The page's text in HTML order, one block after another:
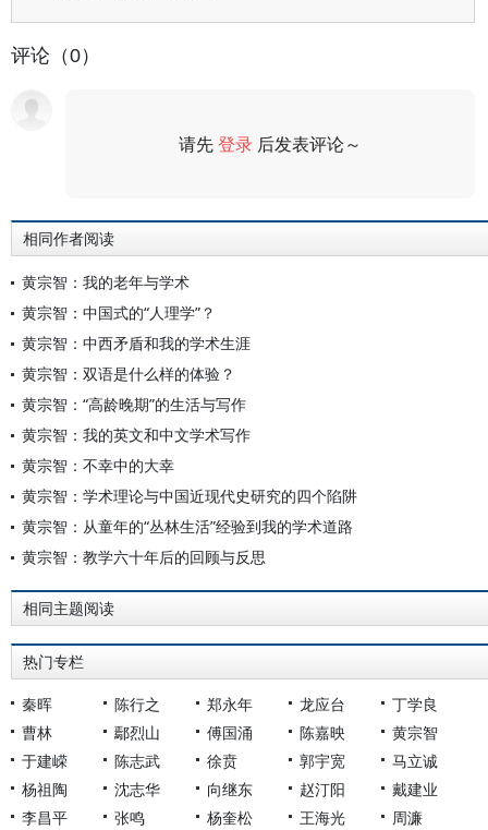
评论（0）
请先登录 后发表评论～
相同作者阅读
黄宗智：我的老年与学术
黄宗智：中国式的“人理学”？
黄宗智：中西矛盾和我的学术生涯
黄宗智：双语是什么样的体验？
黄宗智：“高龄晚期”的生活与写作
黄宗智：我的英文和中文学术写作
黄宗智：不幸中的大幸
黄宗智：学术理论与中国近现代史研究的四个陷阱
黄宗智：从童年的“丛林生活”经验到我的学术道路
黄宗智：教学六十年后的回顾与反思
相同主题阅读
热门专栏
秦晖 陈行之 郑永年 龙应台
丁学良
曹林
鄢烈山 傅国涌 陈嘉映
黄宗智
于建嵘
陈志武 徐贲 郭宇宽
马立诚
杨祖陶
沈志华 向继东 赵汀阳
戴建业
李昌平
张鸣 杨奎松 王海光 周濂